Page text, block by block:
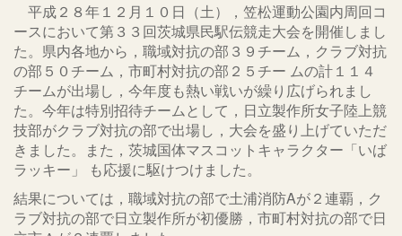
平成２８年１２月１０日（土），笠松運動公園内周回コ
ースにおいて第３３回茨城県民駅伝競走大会を開催しまし
た。県内各地から，職域対抗の部３９チーム，クラブ対抗
の部５０チーム，市町村対抗の部２５チー ムの計１１４
チームが出場し，今年度も熱い戦いが繰り広げられまし
た。今年は特別招待チームとして，日立製作所女子陸上競
技部がクラブ対抗の部で出場し，大会を盛り上げていただ
きました。また，茨城国体マスコットキャラクター「いば
ラッキー」 も応援に駆けつけました。
結果については，職域対抗の部で土浦消防Aが２連覇，ク
ラブ対抗の部で日立製作所が初優勝，市町村対抗の部で日